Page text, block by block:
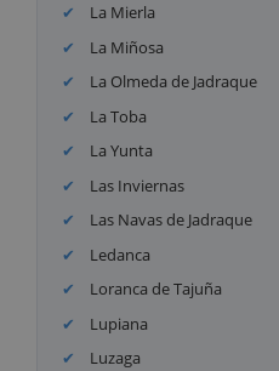
La Mierla
La Miñosa
La Olmeda de Jadraque
La Toba
La Yunta
Las Inviernas
Las Navas de Jadraque
Ledanca
Loranca de Tajuña
Lupiana
Luzaga